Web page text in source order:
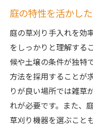
庭の特性を活かし
庭の草刈り手入れを効
をしっかりと理解する
候や土壌の条件が独特
方法を採用することが
りが良い場所では雑草
れが必要です。また、
草刈り機器を選ぶこと